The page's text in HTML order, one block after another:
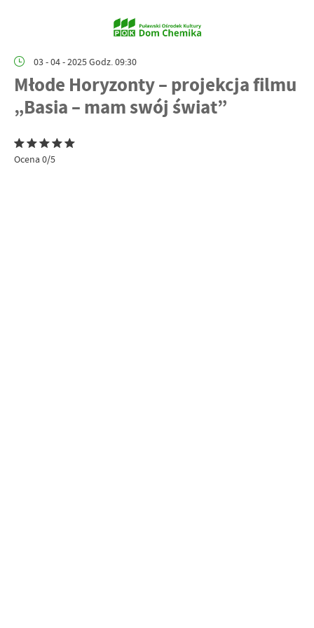
03 - 04 - 2025 Godz. 09:30
Młode Horyzonty – projekcja filmu
„Basia – mam swój świat”
Ocena 0/5